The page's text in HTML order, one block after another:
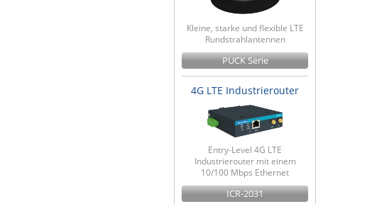
Kleine, starke und flexible LTE
Rundstrahlantennen
PUCK Serie
4G LTE Industrierouter
Entry-Level 4G LTE
Industrierouter mit einem
10/100 Mbps Ethernet
ICR-2031